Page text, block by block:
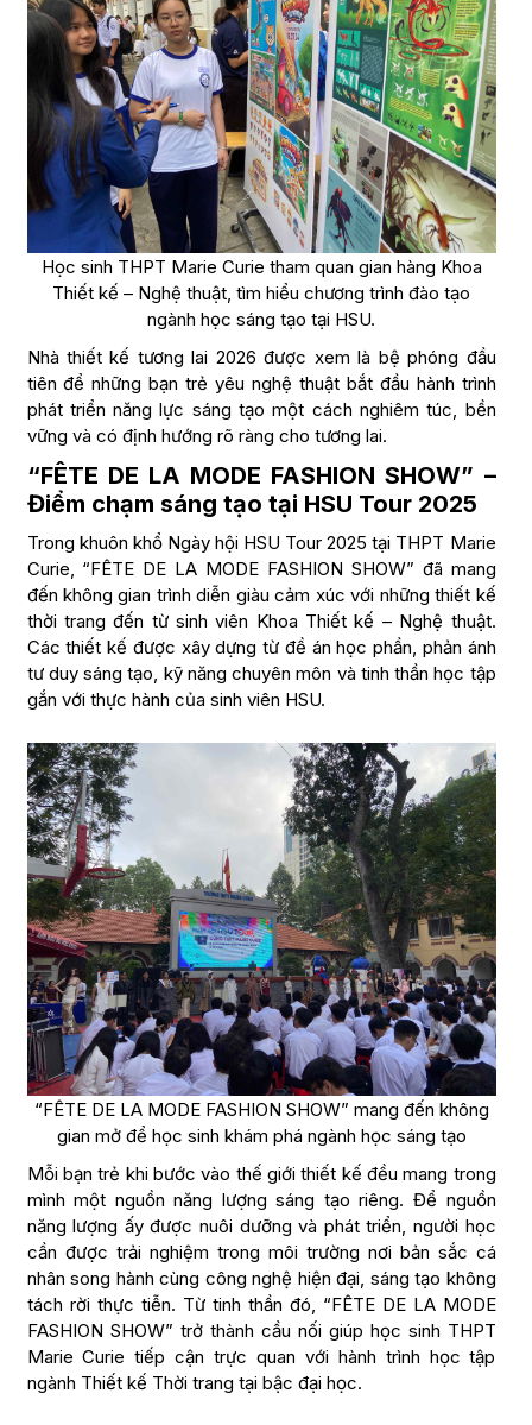
Học sinh THPT Marie Curie tham quan gian hàng Khoa
Thiết kế – Nghệ thuật, tìm hiểu chương trình đào tạo
ngành học sáng tạo tại HSU.
Nhà thiết kế tương lai 2026 được xem là bệ phóng đầu
tiên để những bạn trẻ yêu nghệ thuật bắt đầu hành trình
phát triển năng lực sáng tạo một cách nghiêm túc, bền
vững và có định hướng rõ ràng cho tương lai.
“FÊTE DE LA MODE FASHION SHOW” –
Điểm chạm sáng tạo tại HSU Tour 2025
Trong khuôn khổ Ngày hội HSU Tour 2025 tại THPT Marie
Curie, “FÊTE DE LA MODE FASHION SHOW” đã mang
đến không gian trình diễn giàu cảm xúc với những thiết kế
thời trang đến từ sinh viên Khoa Thiết kế – Nghệ thuật.
Các thiết kế được xây dựng từ đề án học phần, phản ánh
tư duy sáng tạo, kỹ năng chuyên môn và tinh thần học tập
gắn với thực hành của sinh viên HSU.
“FÊTE DE LA MODE FASHION SHOW” mang đến không
gian mở để học sinh khám phá ngành học sáng tạo
Mỗi bạn trẻ khi bước vào thế giới thiết kế đều mang trong
mình một nguồn năng lượng sáng tạo riêng. Để nguồn
năng lượng ấy được nuôi dưỡng và phát triển, người học
cần được trải nghiệm trong môi trường nơi bản sắc cá
nhân song hành cùng công nghệ hiện đại, sáng tạo không
tách rời thực tiễn. Từ tinh thần đó, “FÊTE DE LA MODE
FASHION SHOW” trở thành cầu nối giúp học sinh THPT
Marie Curie tiếp cận trực quan với hành trình học tập
ngành Thiết kế Thời trang tại bậc đại học.